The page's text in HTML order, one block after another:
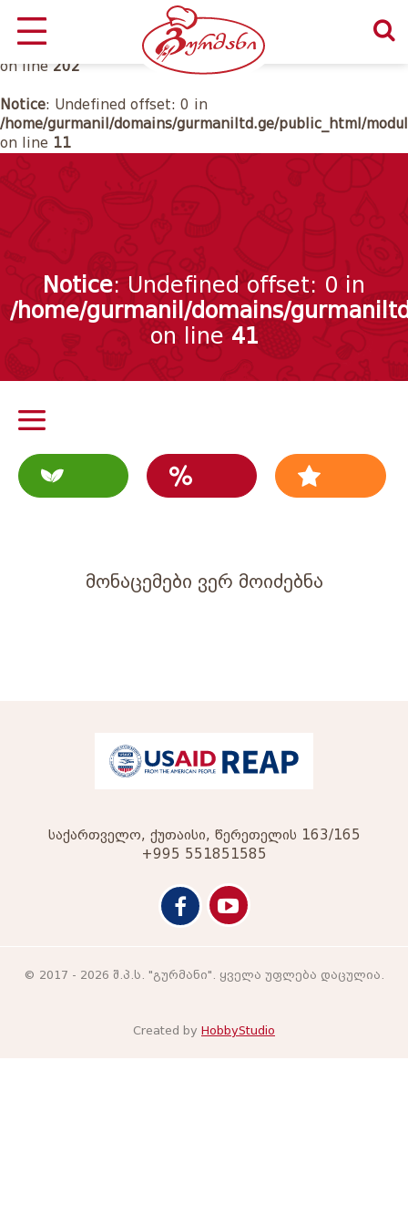
Notice: Undefined offset: 0 in
/home/gurmanil/domains/gurmaniltd.ge/public_html/
on line 202
Notice: Undefined offset: 0 in
/home/gurmanil/domains/gurmaniltd.ge/public_html/
on line 11
Notice: Undefined offset: 0 in
/home/gurmanil/domains/
on line 41
მონაცემები ვერ მოიძებნა
საქართველო, ქუთაისი, წერეთელის 163/165
+995 551851585
© 2017 - 2026 შ.პ.ს. "გურმანი". ყველა უფლება დაცულია.
Created by HobbyStudio